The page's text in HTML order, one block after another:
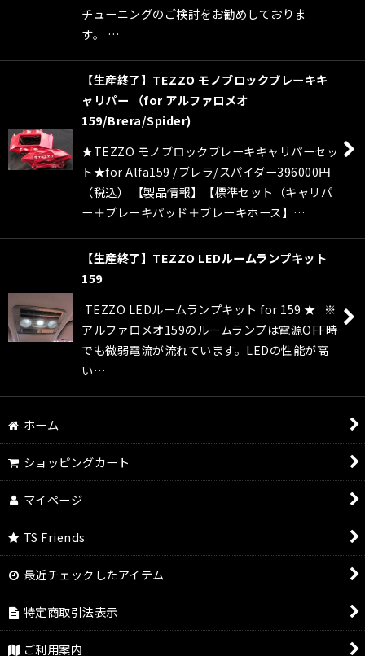
チューニングのご検討をお勧めしておりま
す。 …
【生産終了】TEZZO モノブロックブレーキキ
ャリパー （for アルファロメオ
159/Brera/Spider)
★TEZZO モノブロックブレーキキャリパーセッ
ト★for Alfa159 /ブレラ/スパイダー396000円
（税込） 【製品情報】【標準セット（キャリパ
ー＋ブレーキパッド＋ブレーキホース】…
【生産終了】TEZZO LEDルームランプキット
159
TEZZO LEDルームランプキット for 159 ★ ※
アルファロメオ159のルームランプは電源OFF時
でも微弱電流が流れています。LEDの性能が高
い…
ホーム
ショッピングカート
マイページ
TS Friends
最近チェックしたアイテム
特定商取引法表示
ご利用案内